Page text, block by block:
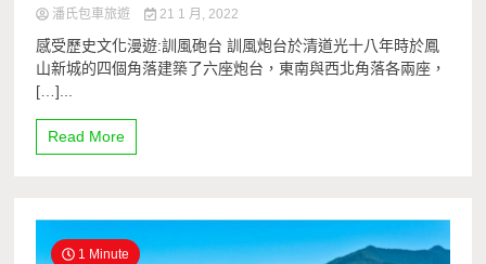
潘氏包車旅遊 21 1 月, 2022
感受歷史文化漫遊:訓風砲台 訓風炮台於清道光十八年時於鳳
山新城的四個角落建築了六座炮台，東南與西北角落各兩座，
[…]...
Read More
1 Minute